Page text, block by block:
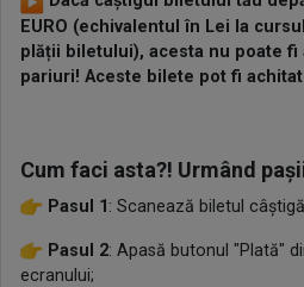
EURO (echivalentul în Lei la
plății biletului), acesta nu poate
pariuri! Aceste bilete pot fi
Cum faci asta?! Urmând
Pasul 1 : Scanează biletul
Pasul 2: Apasă butonul "Plată"
ecranului;